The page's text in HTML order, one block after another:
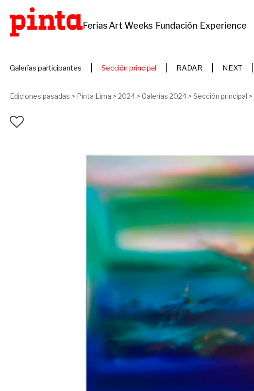
FeriasArt Weeks Fundación Experience
Galerías participantes Sección principal RADAR NEXT
Ediciones pasadas > Pinta Lima > 2024 > Galerías 2024 > Sección principal >